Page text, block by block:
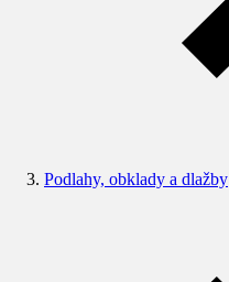
Podlahy, obklady a dlažby